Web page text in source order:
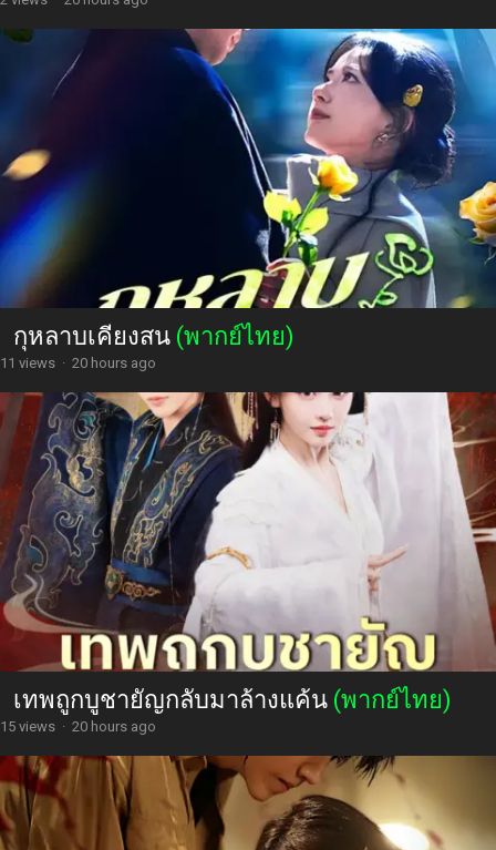
กุหลาบเคียงสน (พากย์ไทย)
11 views · 20 hours ago
เทพถูกบูชายัญกลับมาล้างแค้น (พากย์ไทย)
15 views · 20 hours ago